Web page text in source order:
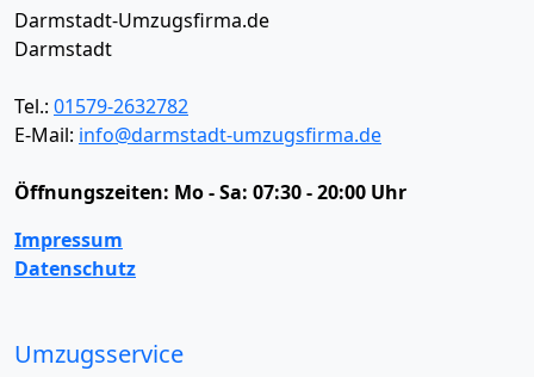
Darmstadt-Umzugsfirma.de
Darmstadt
Tel.: 01579-2632782
E-Mail: info@darmstadt-umzugsfirma.de
Öffnungszeiten: Mo - Sa: 07:30 - 20:00 Uhr
Impressum
Datenschutz
Umzugsservice